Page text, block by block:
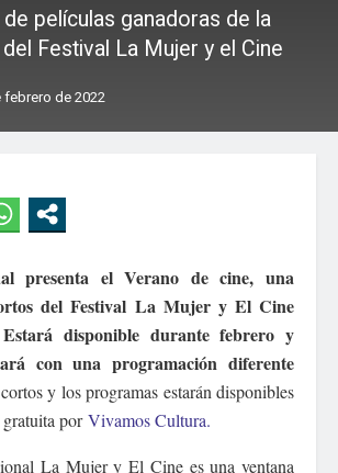
películas ganadoras de la
Festival La Mujer y el Cine
febrero de 2022
presenta el Verano de cine, una
del Festival La Mujer y El Cine
disponible durante febrero y
con una programación diferente
y los programas estarán disponibles
porVivamos Cultura.
La Mujer y El Cine es una ventana